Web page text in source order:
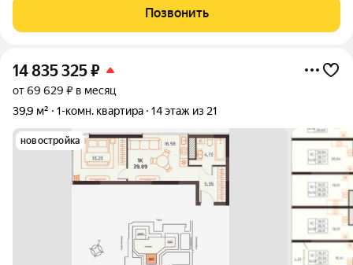
кв.м., площадь кухни 9,2 кв.м. Теплый пол в ванной комнате,
установлены два кондиционера,
Позвонить
14 835 325₽
от 69 629 ₽ в месяц
39,9 м²
1-комн. квартира 14 этаж из 21
новостройка